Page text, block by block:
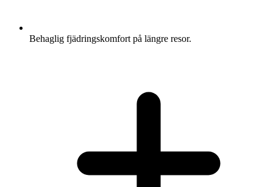
Behaglig fjädringskomfort på längre resor.